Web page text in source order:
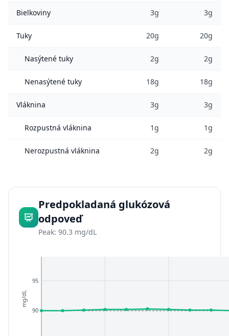
Bielkoviny 3g 3g
Tuky 20g 20g
Nasýtené tuky 2g 2g
Nenasýtené tuky 18g 18g
Vláknina 3g 3g
Rozpustná vláknina 1g 1g
Nerozpustná vláknina 2g 2g
Predpokladaná glukózová
odpoveď
Peak: 90.3 mg/dL
90
95
mg/dL